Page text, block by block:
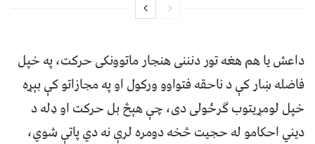
داعش یا هم هغه تور دنننی هنجار ماتوونکی حرکت، په خپل
فاضله ښار کې د ناحقه فتواوو ورکول او په مجازاتو کې بېړه
خپل لومړیتوب ګرځولی دی، چې هېڅ بل حرکت او ډله د
دیني احکامو له حجیت څخه دومره لرې نه دي پاتې شوي،